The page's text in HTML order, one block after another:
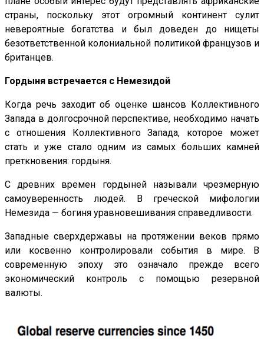
страны, поскольку этот огромный континент сулит
невероятные богатства и был доведен до нищеты
безответственной колониальной политикой французов и
британцев.
Гордыня встречается с Немезидой
Когда речь заходит об оценке шансов Коллективного
Запада в долгосрочной перспективе, необходимо начать
с отношения Коллективного Запада, которое может
стать и уже стало одним из самых больших камней
преткновения: гордыня.
С древних времен гордыней называли чрезмерную
самоуверенность людей. В греческой мифологии
Немезида — богиня уравновешивания справедливости.
Западные сверхдержавы на протяжении веков прямо
или косвенно контролировали события в мире. В
современную эпоху это означало прежде всего
экономический контроль с помощью резервной
валюты.